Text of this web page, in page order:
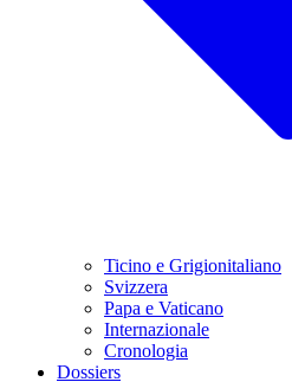
Ticino e Grigionitaliano
Svizzera
Papa e Vaticano
Internazionale
Cronologia
Dossiers